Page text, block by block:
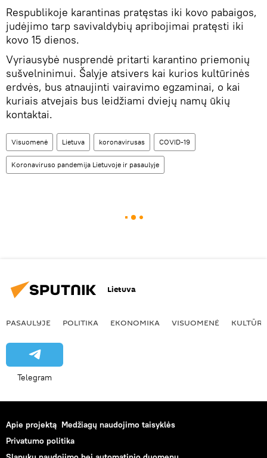
Respublikoje karantinas pratęstas iki kovo pabaigos,
judėjimo tarp savivaldybių apribojimai pratęsti iki
kovo 15 dienos.
Vyriausybė nusprendė pritarti karantino priemonių
sušvelninimui. Šalyje atsivers kai kurios kultūrinės
erdvės, bus atnaujinti vairavimo egzaminai, o kai
kuriais atvejais bus leidžiami dviejų namų ūkių
kontaktai.
Visuomenė Lietuva koronavirusas COVID-19
Koronaviruso pandemija Lietuvoje ir pasaulyje
Lietuva
PASAULYJE POLITIKA EKONOMIKA VISUOMENĖ KULTŪRA
Telegram
Apie projektą Medžiagų naudojimo taisyklės
Privatumo politika